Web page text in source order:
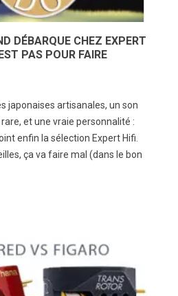
DÉBARQUE CHEZ EXPERT
PAS POUR FAIRE
japonaises artisanales, un son
et une vraie personnalité :
enfin la sélection Expert Hifi.
ça va faire mal (dans le bon